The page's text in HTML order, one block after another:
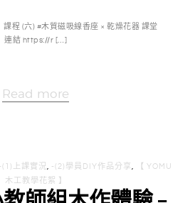
程 (六) #木質磁吸線香座 × 乾燥花器 課堂
連結 https://r […]
Read more
-(1)上課實況, -(2)學員DIY作品分享,
【 YOMU
木工教學花絮 】